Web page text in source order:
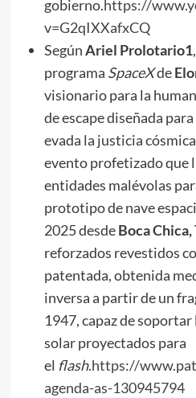
gobierno.https://
v=G2qIXXafxCQ
SegúnAriel Prolotario1
programa SpaceXde
visionario para la
de escape diseñada
evada la justicia
evento profetizado que
entidades malévolas
prototipo de nave
2025 desdeBoca Chica,
reforzados revestidos
patentada, obtenida
inversa a partir de un
1947, capaz de
solar proyectados para
el flash.https://
agenda-as-130945794